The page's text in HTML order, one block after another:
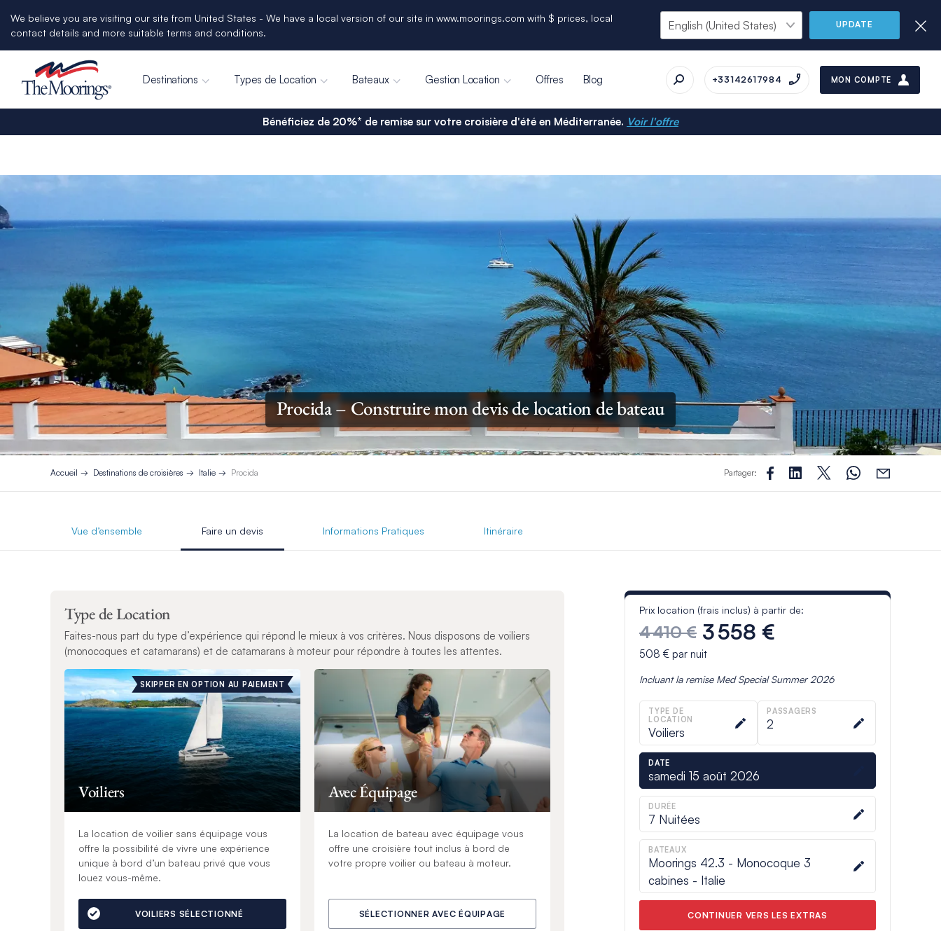
We believe you are visiting our site from United States - We have a local version of our site in www.moorings.com with $ prices, local
contact details and more suitable terms and conditions.
UPDATE
Destinations Types de Location Bateaux Gestion Location Offres Blog +33142617984 MON COMPTE
Bénéficiez de 20%* de remise sur votre croisière d'été en Méditerranée. Voir l'offre
Procida – Construire mon devis de location de bateau
Accueil Destinations de croisières Italie Procida Partager:
Vue d’ensemble Faire un devis Informations Pratiques Itinéraire
Type de Location
Faites-nous part du type d’expérience qui répond le mieux à vos critères. Nous disposons de voiliers
(monocoques et catamarans) et de catamarans à moteur pour répondre à toutes les attentes.
SKIPPER EN OPTION AU PAIEMENT
Voiliers
La location de voilier sans équipage vous
offre la possibilité de vivre une expérience
unique à bord d’un bateau privé que vous
louez vous-même.
VOILIERS SÉLECTIONNÉ
Avec Équipage
La location de bateau avec équipage vous
offre une croisière tout inclus à bord de
votre propre voilier ou bateau à moteur.
SÉLECTIONNER AVEC ÉQUIPAGE
Prix location (frais inclus) à partir de:
4 410 € 3 558 €
508 € par nuit
Incluant la remise Med Special Summer 2026
TYPE DE
LOCATION
Voiliers
PASSAGERS
2
DATE
samedi 15 août 2026
DURÉE
7 Nuitées
BATEAUX
Moorings 42.3 - Monocoque 3
cabines - Italie
CONTINUER VERS LES EXTRAS